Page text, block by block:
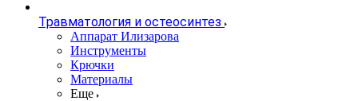
Травматология и остеосинтез
Аппарат Илизарова
Инструменты
Крючки
Материалы
Еще